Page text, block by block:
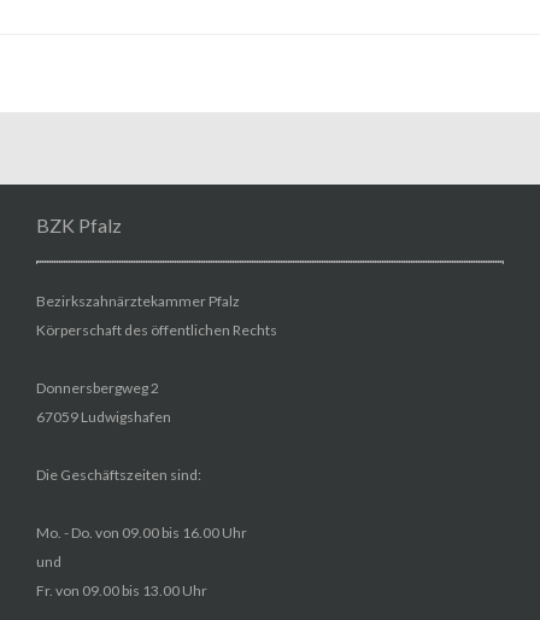
BZK Pfalz
Bezirkszahnärztekammer Pfalz
Körperschaft des öffentlichen Rechts
Donnersbergweg 2
67059 Ludwigshafen
Die Geschäftszeiten sind:
Mo. - Do. von 09.00 bis 16.00 Uhr
und
Fr. von 09.00 bis 13.00 Uhr